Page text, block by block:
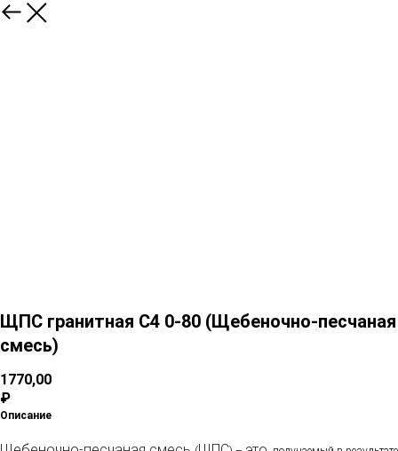
ЩПС гранитная С4 0-80 (Щебеночно-песчаная
смесь)
1770,00
₽
Описание